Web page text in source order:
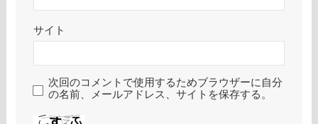
サイト
次回のコメントで使用するためブラウザーに自分
の名前、メールアドレス、サイトを保存する。